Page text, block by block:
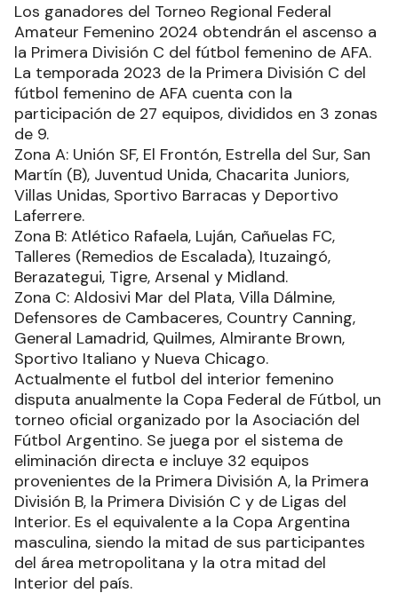
Los ganadores del Torneo Regional Federal
Amateur Femenino 2024 obtendrán el ascenso a
la Primera División C del fútbol femenino de AFA.
La temporada 2023 de la Primera División C del
fútbol femenino de AFA cuenta con la
participación de 27 equipos, divididos en 3 zonas
de 9.
Zona A: Unión SF, El Frontón, Estrella del Sur, San
Martín (B), Juventud Unida, Chacarita Juniors,
Villas Unidas, Sportivo Barracas y Deportivo
Laferrere.
Zona B: Atlético Rafaela, Luján, Cañuelas FC,
Talleres (Remedios de Escalada), Ituzaingó,
Berazategui, Tigre, Arsenal y Midland.
Zona C: Aldosivi Mar del Plata, Villa Dálmine,
Defensores de Cambaceres, Country Canning,
General Lamadrid, Quilmes, Almirante Brown,
Sportivo Italiano y Nueva Chicago.
Actualmente el futbol del interior femenino
disputa anualmente la Copa Federal de Fútbol, un
torneo oficial organizado por la Asociación del
Fútbol Argentino. Se juega por el sistema de
eliminación directa e incluye 32 equipos
provenientes de la Primera División A, la Primera
División B, la Primera División C y de Ligas del
Interior. Es el equivalente a la Copa Argentina
masculina, siendo la mitad de sus participantes
del área metropolitana y la otra mitad del
Interior del país.